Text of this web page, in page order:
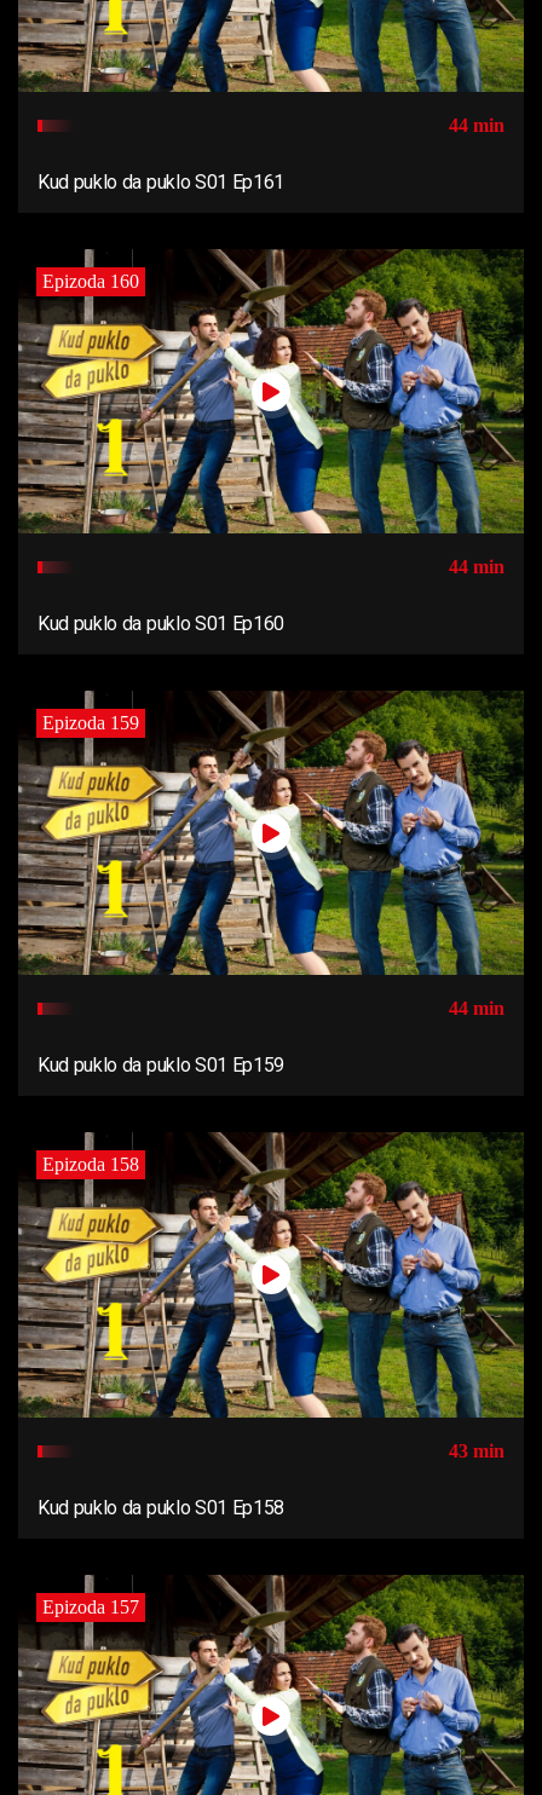
44 min
Kud puklo da puklo S01 Ep161
Epizoda 160
44 min
Kud puklo da puklo S01 Ep160
Epizoda 159
44 min
Kud puklo da puklo S01 Ep159
Epizoda 158
43 min
Kud puklo da puklo S01 Ep158
Epizoda 157